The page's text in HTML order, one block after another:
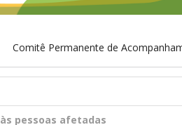
Comitê Permanente de
pessoas afetadas